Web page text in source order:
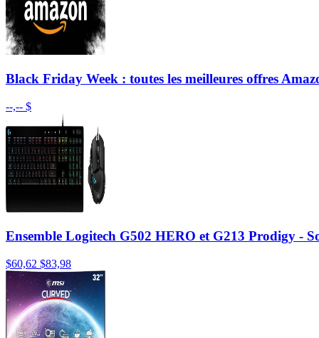
Black Friday Week : toutes les meilleures offres
--,-- $
Ensemble Logitech G502 HERO et G213 Prodigy -
$60,62 $83,98